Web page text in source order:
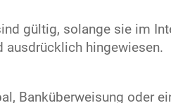
gültig, solange sie im
ausdrücklich hingewiesen.
Banküberweisung oder